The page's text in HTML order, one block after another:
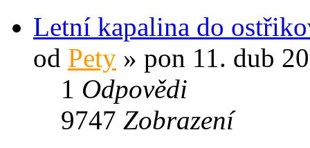
Letní kapalina do
od Pety » pon 11. dub
1 Odpovědi
9747 Zobrazení